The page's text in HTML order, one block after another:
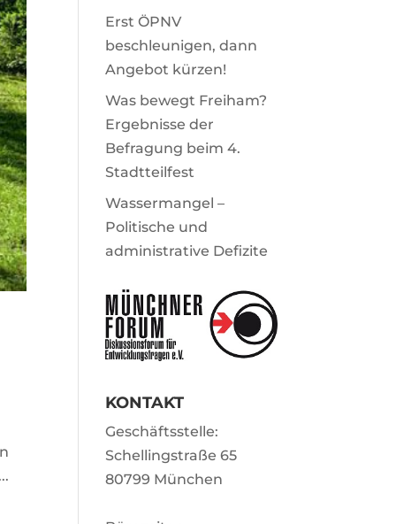
Erst ÖPNV
beschleunigen, dann
Angebot kürzen!
Was bewegt Freiham?
Ergebnisse der
Befragung beim 4.
Stadtteilfest
Wassermangel –
Politische und
administrative Defizite
KONTAKT
Geschäftsstelle:
Schellingstraße 65
80799 München